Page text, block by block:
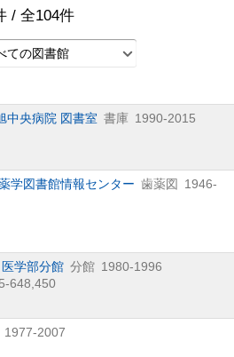
/ 全104件
ての図書館
中央病院 図書室 書庫 1990-2015
学図書館情報センター 歯薬図 1946-
学部分館 分館 1980-1996
648, 450
1977-2007